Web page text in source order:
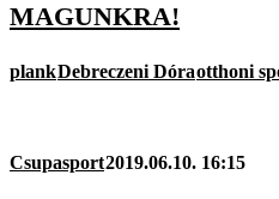
MAGUNKRA!
plankDebreczeni Dóraotthoni
Csupasport2019.06.10. 16:15